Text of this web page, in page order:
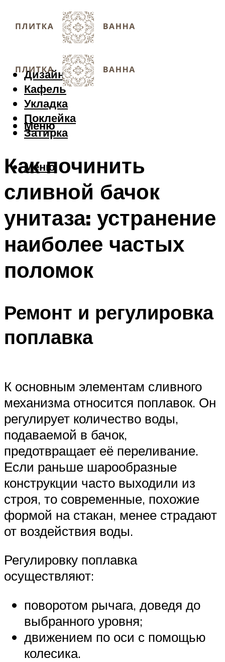
Дизайн
Кафель
Укладка
Поклейка
Затирка
Меню
Меню
Как починить
сливной бачок
унитаза: устранение
наиболее частых
поломок
Ремонт и регулировка
поплавка
К основным элементам сливного
механизма относится поплавок. Он
регулирует количество воды,
подаваемой в бачок,
предотвращает её переливание.
Если раньше шарообразные
конструкции часто выходили из
строя, то современные, похожие
формой на стакан, менее страдают
от воздействия воды.
Регулировку поплавка
осуществляют:
поворотом рычага, доведя до
выбранного уровня;
движением по оси с помощью
колесика.